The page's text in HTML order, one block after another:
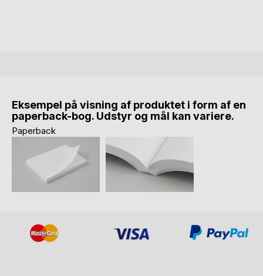
Eksempel på visning af produktet i form af en
paperback-bog. Udstyr og mål kan variere.
Paperback